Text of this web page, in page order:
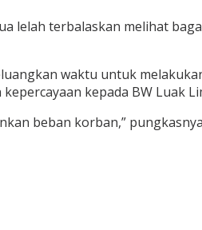
lelah terbalaskan melihat
waktu untuk
kepada BW Luak
beban korban,”